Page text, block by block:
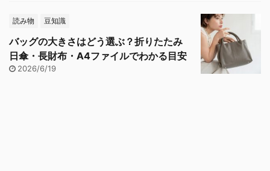
読み物 豆知識
バッグの大きさはどう選ぶ？折りたたみ
日傘・長財布・A4ファイルでわかる目安
2026/6/19